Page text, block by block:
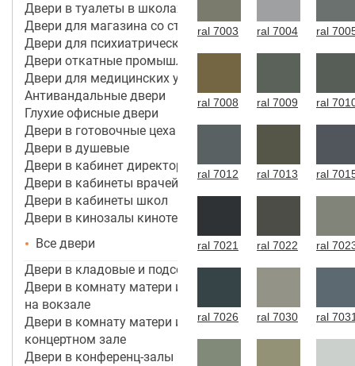
Двери в туалеты в школах
Двери для магазина со стеклом
Двери для психиатрической больницы
Двери откатные промышленные
Двери для медицинских учреждений и больниц
Антивандальные двери
Глухие офисные двери
Двери в готовочные цеха
Двери в душевые
Двери в кабинет директора, руководителя
Двери в кабинеты врачей
Двери в кабинеты школ
Двери в кинозалы кинотеатров
Все двери
Двери в кладовые и подсобные помещения
Двери в комнату матери и ребенка в аэропорту,
на вокзале
Двери в комнату матери и ребенка в кинотеатре,
концертном зале
Двери в конференц-залы
ral 7003 ral 7004 ral
ral 7008 ral 7009 ral
ral 7012 ral 7013 ral
ral 7021 ral 7022 ral
ral 7026 ral 7030 ral